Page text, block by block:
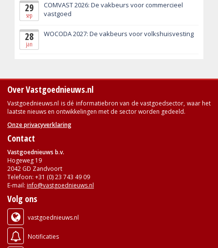
29
sep
COMVAST 2026: De vakbeurs voor commercieel
vastgoed
28
jan
WOCODA 2027: De vakbeurs voor volkshuisvesting
Over Vastgoednieuws.nl
Vastgoednieuws.nl is dé informatiebron van de vastgoedsector, waar het
laatste nieuws en ontwikkelingen met de sector worden gedeeld.
Onze privacyverklaring
Contact
Vastgoednieuws b.v.
Hogeweg 19
2042 GD Zandvoort
Telefoon: +31 (0) 23 743 49 09
E-mail: info@vastgoednieuws.nl
Volg ons
vastgoednieuws.nl
Notificaties